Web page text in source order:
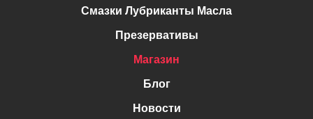
Смазки Лубриканты Масла
Презервативы
Магазин
Блог
Новости